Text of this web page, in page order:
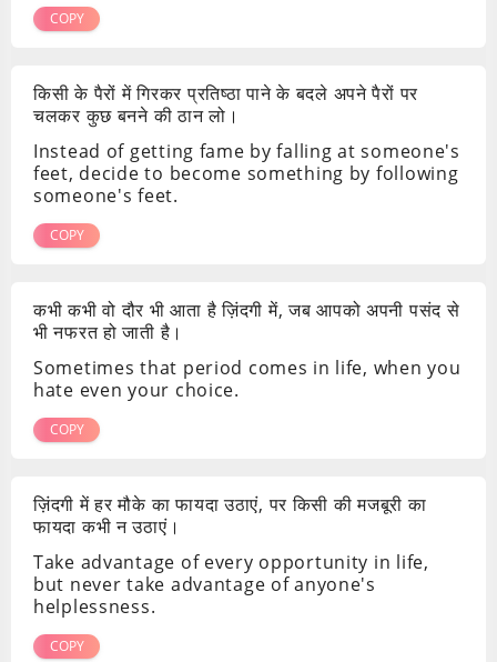
COPY
किसी के पैरों में गिरकर प्रतिष्ठा पाने के बदले अपने पैरों पर
चलकर कुछ बनने की ठान लो।
Instead of getting fame by falling at someone's
feet, decide to become something by following
someone's feet.
COPY
कभी कभी वो दौर भी आता है ज़िंदगी में, जब आपको अपनी पसंद से
भी नफरत हो जाती है।
Sometimes that period comes in life, when you
hate even your choice.
COPY
ज़िंदगी में हर मौके का फायदा उठाएं, पर किसी की मजबूरी का
फायदा कभी न उठाएं।
Take advantage of every opportunity in life,
but never take advantage of anyone's
helplessness.
COPY